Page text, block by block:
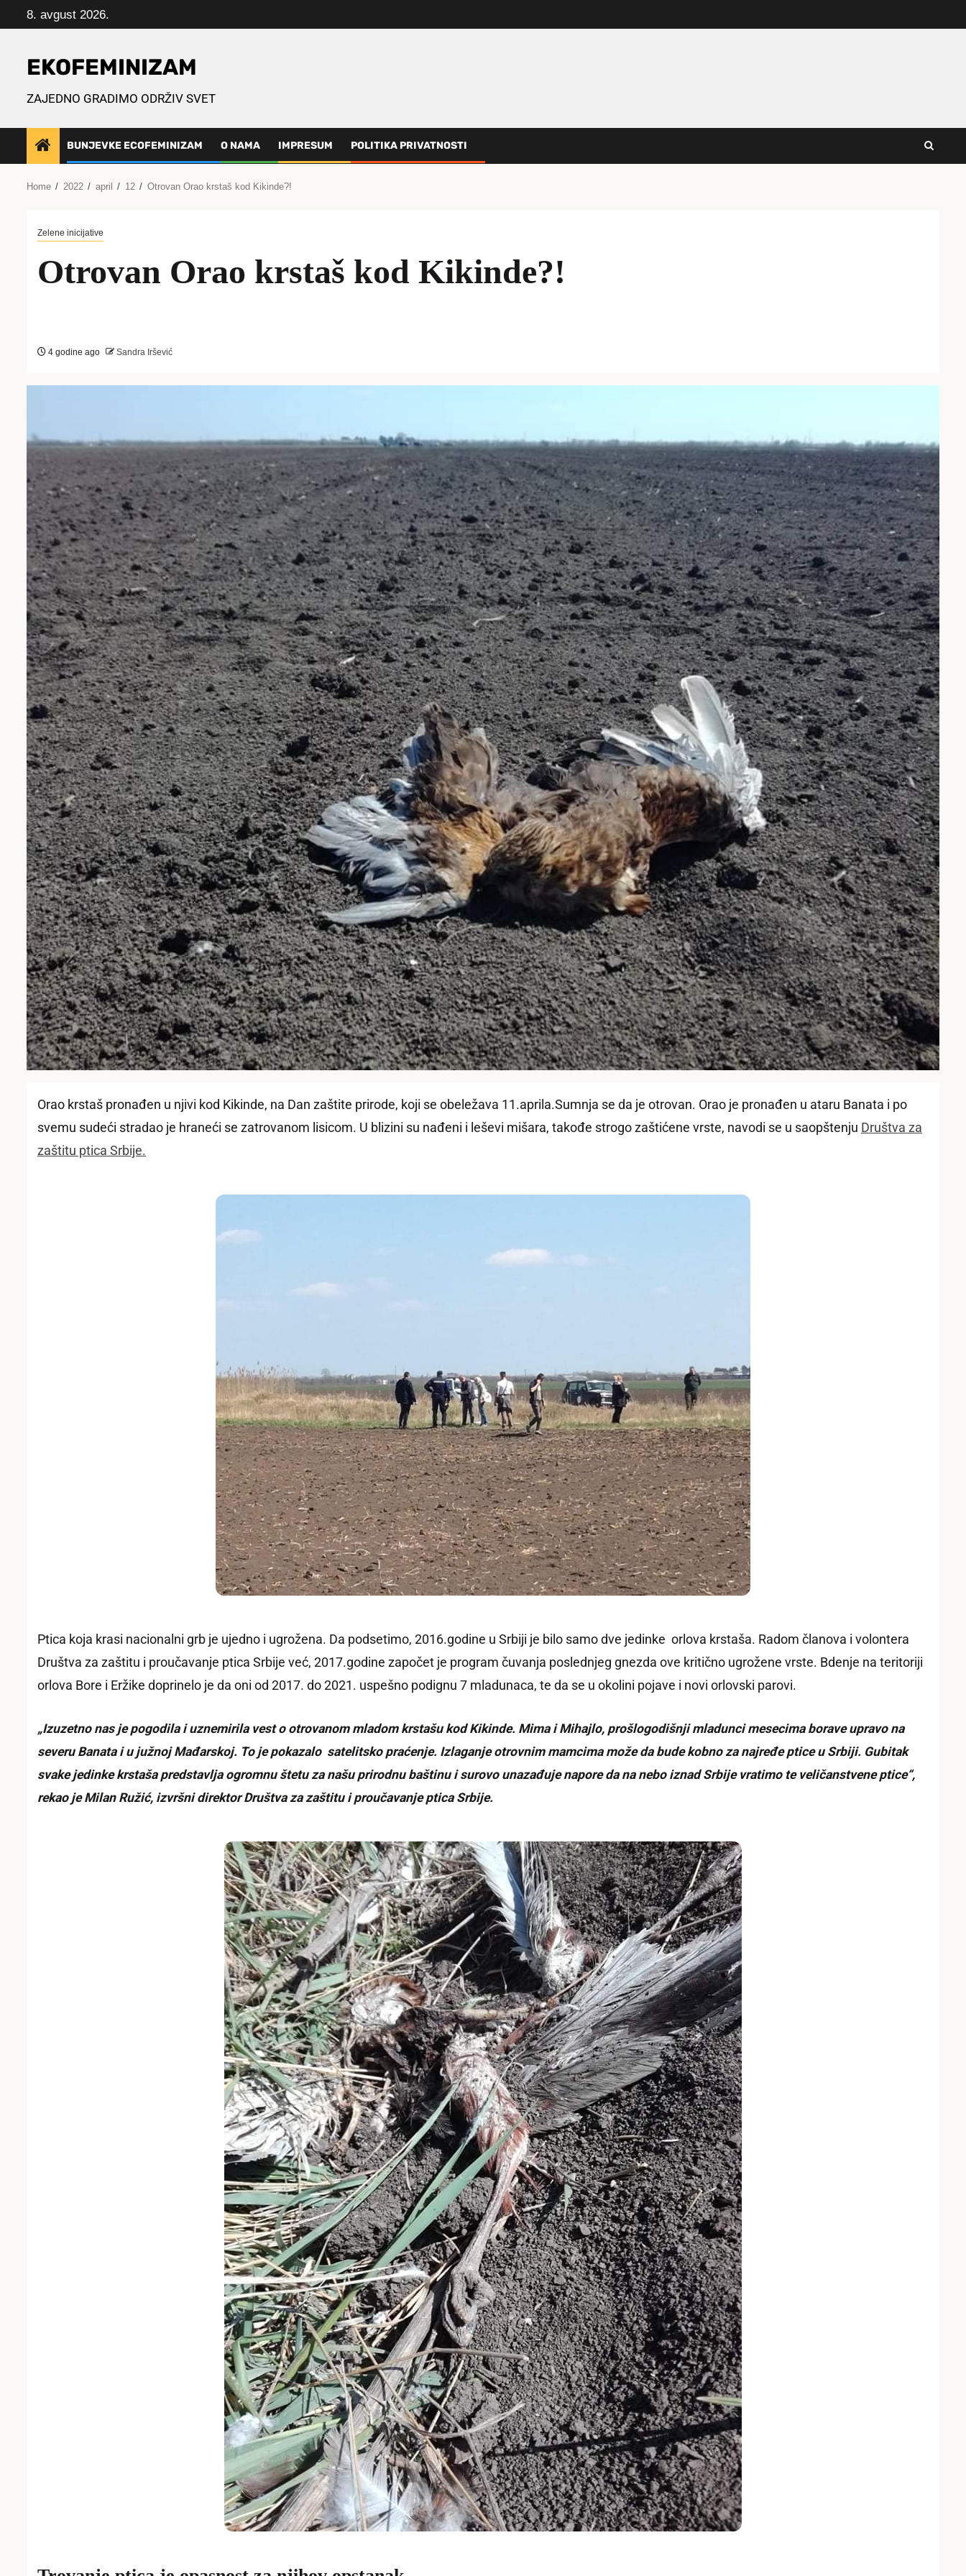
to
8. avgust 2026.
EKOFEMINIZAM
ZAJEDNO GRADIMO ODRŽIV SVET
BUNJEVKE ECOFEMINIZAM O NAMA IMPRESUM POLITIKA PRIVATNOSTI
Home 2022 april 12 Otrovan Orao krstaš kod Kikinde?!
Zelene inicijative
Otrovan Orao krstaš kod Kikinde?!
4 godine ago Sandra Iršević
Orao krstaš pronađen u njivi kod Kikinde, na Dan zaštite prirode, koji se obeležava 11.aprila.Sumnja se da je otrovan. Orao je pronađen u ataru Banata i po
svemu sudeći stradao je hraneći se zatrovanom lisicom. U blizini su nađeni i leševi mišara, takođe strogo zaštićene vrste, navodi se u saopštenju Društva za
zaštitu ptica Srbije.
Ptica koja krasi nacionalni grb je ujedno i ugrožena. Da podsetimo, 2016.godine u Srbiji je bilo samo dve jedinke orlova krstaša. Radom članova i volontera
Društva za zaštitu i proučavanje ptica Srbije već, 2017.godine započet je program čuvanja poslednjeg gnezda ove kritično ugrožene vrste. Bdenje na teritoriji
orlova Bore i Eržike doprinelo je da oni od 2017. do 2021. uspešno podignu 7 mladunaca, te da se u okolini pojave i novi orlovski parovi.
„Izuzetno nas je pogodila i uznemirila vest o otrovanom mladom krstašu kod Kikinde. Mima i Mihajlo, prošlogodišnji mladunci mesecima borave upravo na
severu Banata i u južnoj Mađarskoj. To je pokazalo satelitsko praćenje. Izlaganje otrovnim mamcima može da bude kobno za najređe ptice u Srbiji. Gubitak
svake jedinke krstaša predstavlja ogromnu štetu za našu prirodnu baštinu i surovo unazađuje napore da na nebo iznad Srbije vratimo te veličanstvene ptice“,
rekao je Milan Ružić, izvršni direktor Društva za zaštitu i proučavanje ptica Srbije.